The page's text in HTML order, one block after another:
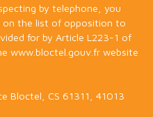
by telephone, you
on the list of opposition to
for by Article L223-1 of
www.bloctel.gouv.fr website
Bloctel, CS 61311, 41013